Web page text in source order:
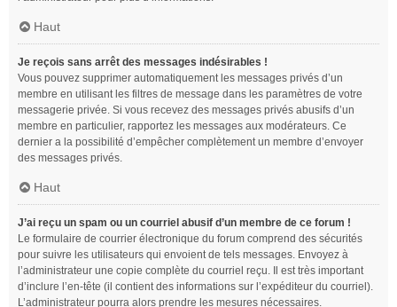
Haut
Je reçois sans arrêt des messages indésirables !
Vous pouvez supprimer automatiquement les messages privés d’un
membre en utilisant les filtres de message dans les paramètres de votre
messagerie privée. Si vous recevez des messages privés abusifs d’un
membre en particulier, rapportez les messages aux modérateurs. Ce
dernier a la possibilité d’empêcher complètement un membre d’envoyer
des messages privés.
Haut
J’ai reçu un spam ou un courriel abusif d’un membre de ce forum !
Le formulaire de courrier électronique du forum comprend des sécurités
pour suivre les utilisateurs qui envoient de tels messages. Envoyez à
l’administrateur une copie complète du courriel reçu. Il est très important
d’inclure l’en-tête (il contient des informations sur l’expéditeur du courriel).
L’administrateur pourra alors prendre les mesures nécessaires.